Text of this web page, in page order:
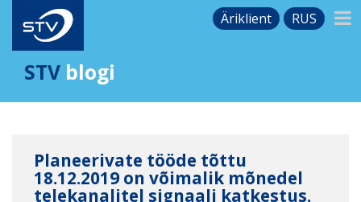
Äriklient RUS
STV blogi
Planeerivate tööde tõttu
18.12.2019 on võimalik mõnedel
telekanalitel signaali katkestus.